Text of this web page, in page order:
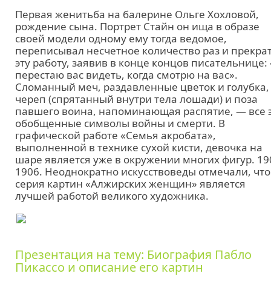
Первая женитьба на балерине Ольге Хохловой,
рождение сына. Портрет Стайн он ища в образе
своей модели одному ему тогда ведомое,
переписывал несчетное количество раз и
эту работу, заявив в конце концов писательнице:
перестаю вас видеть, когда смотрю на вас».
Сломанный меч, раздавленные цветок и голубка,
череп (спрятанный внутри тела лошади) и поза
павшего воина, напоминающая распятие, — все
обобщенные символы войны и смерти. В
графической работе «Семья акробата»,
выполненной в технике сухой кисти, девочка на
шаре является уже в окружении многих фигур.
1906. Неоднократно искусствоведы отмечали, что
серия картин «Алжирских женщин» является
лучшей работой великого художника.
Презентация на тему: Биография Пабло
Пикассо и описание его картин